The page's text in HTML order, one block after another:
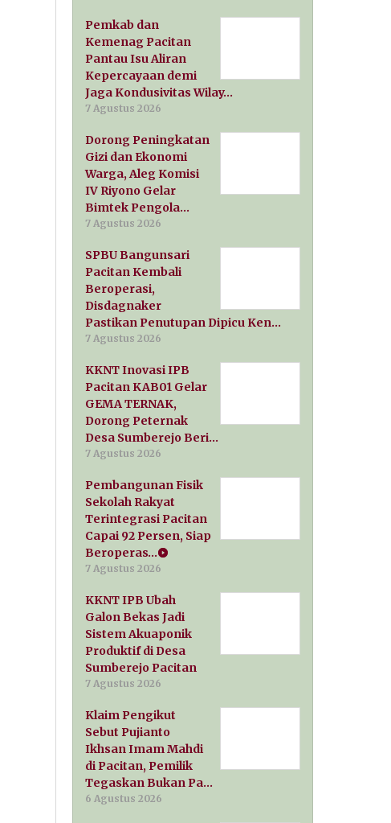
Pemkab dan
Kemenag Pacitan
Pantau Isu Aliran
Kepercayaan demi
Jaga Kondusivitas Wilay…
7 Agustus 2026
Dorong Peningkatan
Gizi dan Ekonomi
Warga, Aleg Komisi
IV Riyono Gelar
Bimtek Pengola…
7 Agustus 2026
SPBU Bangunsari
Pacitan Kembali
Beroperasi,
Disdagnaker
Pastikan Penutupan Dipicu Ken…
7 Agustus 2026
KKNT Inovasi IPB
Pacitan KAB01 Gelar
GEMA TERNAK,
Dorong Peternak
Desa Sumberejo Beri…
7 Agustus 2026
Pembangunan Fisik
Sekolah Rakyat
Terintegrasi Pacitan
Capai 92 Persen, Siap
Beroperas…
7 Agustus 2026
KKNT IPB Ubah
Galon Bekas Jadi
Sistem Akuaponik
Produktif di Desa
Sumberejo Pacitan
7 Agustus 2026
Klaim Pengikut
Sebut Pujianto
Ikhsan Imam Mahdi
di Pacitan, Pemilik
Tegaskan Bukan Pa…
6 Agustus 2026